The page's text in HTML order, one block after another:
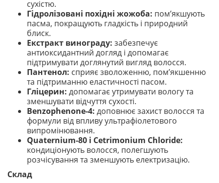
сухістю.
Гідролізовані похідні жожоба: пом’якшують
пасма, покращують гладкість і природний
блиск.
Екстракт винограду: забезпечує
антиоксидантний догляд і допомагає
підтримувати доглянутий вигляд волосся.
Пантенол: сприяє зволоженню, пом’якшенню
та підтриманню еластичності пасом.
Гліцерин: допомагає утримувати вологу та
зменшувати відчуття сухості.
Benzophenone-4: доповнює захист волосся та
формули від впливу ультрафіолетового
випромінювання.
Quaternium-80 і Cetrimonium Chloride:
кондиціонують волосся, полегшують
розчісування та зменшують електризацію.
Склад